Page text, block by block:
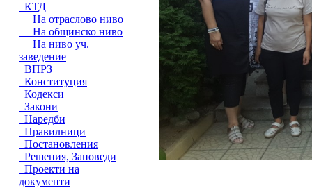
КТД
На отраслово ниво
На общинско ниво
На ниво уч.
заведение
ВПРЗ
Конституция
Кодекси
Закони
Наредби
Правилници
Постановления
Решения, Заповеди
Проекти на
документи